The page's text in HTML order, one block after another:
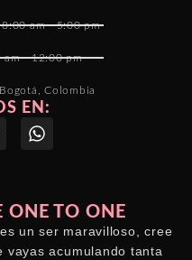
8:00 am - 5:00 pm
am - 12:00 pm
Colombia
EN:
ONE TO ONE
un ser maravilloso, cree
acumulando tanta